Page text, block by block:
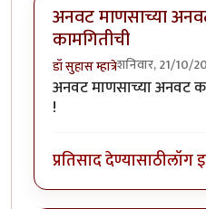
अनवट माणसाच्या
कामगितीची
डॉ सुहास म्हात्रेशनिवार, 21/10/
अनवट माणसाच्या अनवट
!
प्रतिसाद देण्यासाठीलॉग